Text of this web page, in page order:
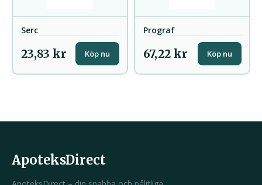
Serc
23,83 kr Köp nu
Prograf
67,22 kr Köp nu
ApoteksDirect